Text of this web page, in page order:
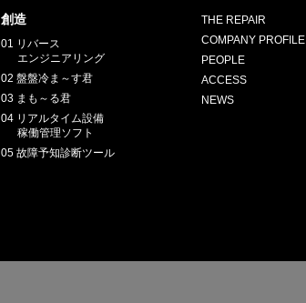
創造
01 リバース
エンジニアリング
02 盤盤冷ま～す君
03 まも～る君
04 リアルタイム設備
稼働管理ソフト
05 故障予知診断ツール
THE REPAIR
COMPANY PROFILE
PEOPLE
ACCESS
NEWS